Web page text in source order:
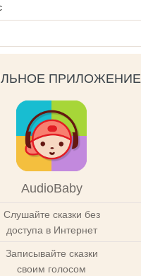
ПРИЛОЖЕНИЕ
AudioBaby
Слушайте сказки без
доступа в Интернет
Записывайте сказки
своим голосом